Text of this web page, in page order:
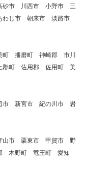
砂市 川西市 小野市 三
わじ市 朝来市 淡路市
播磨町 神崎郡 市川
町 佐用郡 佐用町 美
市 新宮市 紀の川市 岩
山市 栗東市 甲賀市 野
木野町 竜王町 愛知